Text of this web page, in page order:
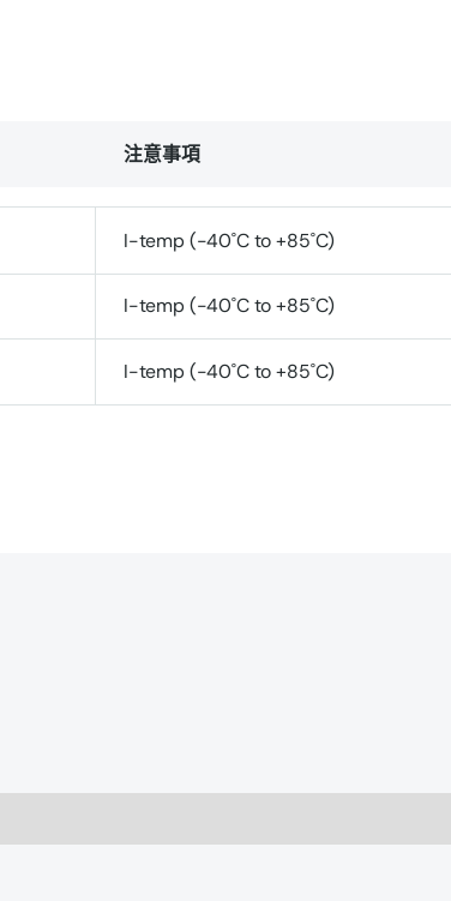
注意事項
I-temp (-40˚C to +85˚C)
I-temp (-40˚C to +85˚C)
I-temp (-40˚C to +85˚C)